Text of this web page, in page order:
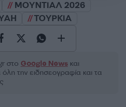
ΜΟΥΝΤΙΑΛ 2026
ΤΟΥΡΚΙΑ
στο Google News και
την ειδησεογραφία και τα